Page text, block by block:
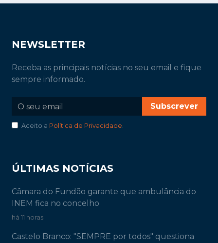
NEWSLETTER
Receba as principais notícias no seu email e fique
sempre informado.
Subscrever
Aceito a Política de Privacidade.
ÚLTIMAS NOTÍCIAS
Câmara do Fundão garante que ambulância do
INEM fica no concelho
há 11 horas
Castelo Branco: "SEMPRE por todos" questiona